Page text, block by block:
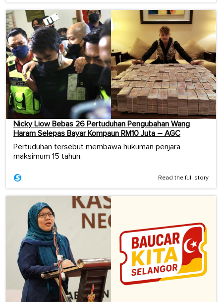
Nicky Liow Bebas 26 Pertuduhan Pengubahan Wang
Haram Selepas Bayar Kompaun RM10 Juta – AGC
Pertuduhan tersebut membawa hukuman penjara
maksimum 15 tahun.
Read the full story